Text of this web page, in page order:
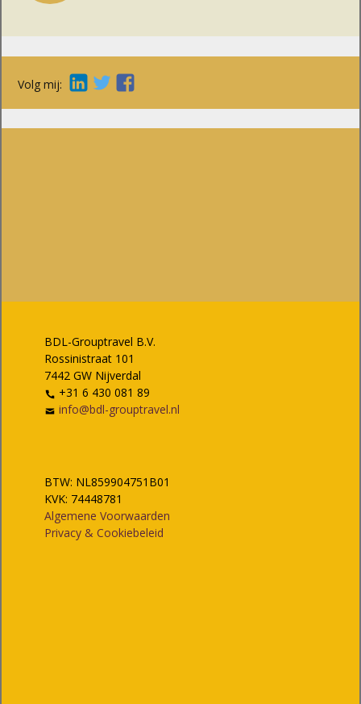
Volg mij:
BDL-Grouptravel B.V.
Rossinistraat 101
7442 GW Nijverdal
+31 6 430 081 89
info@bdl-grouptravel.nl
BTW: NL859904751B01
KVK: 74448781
Algemene Voorwaarden
Privacy & Cookiebeleid